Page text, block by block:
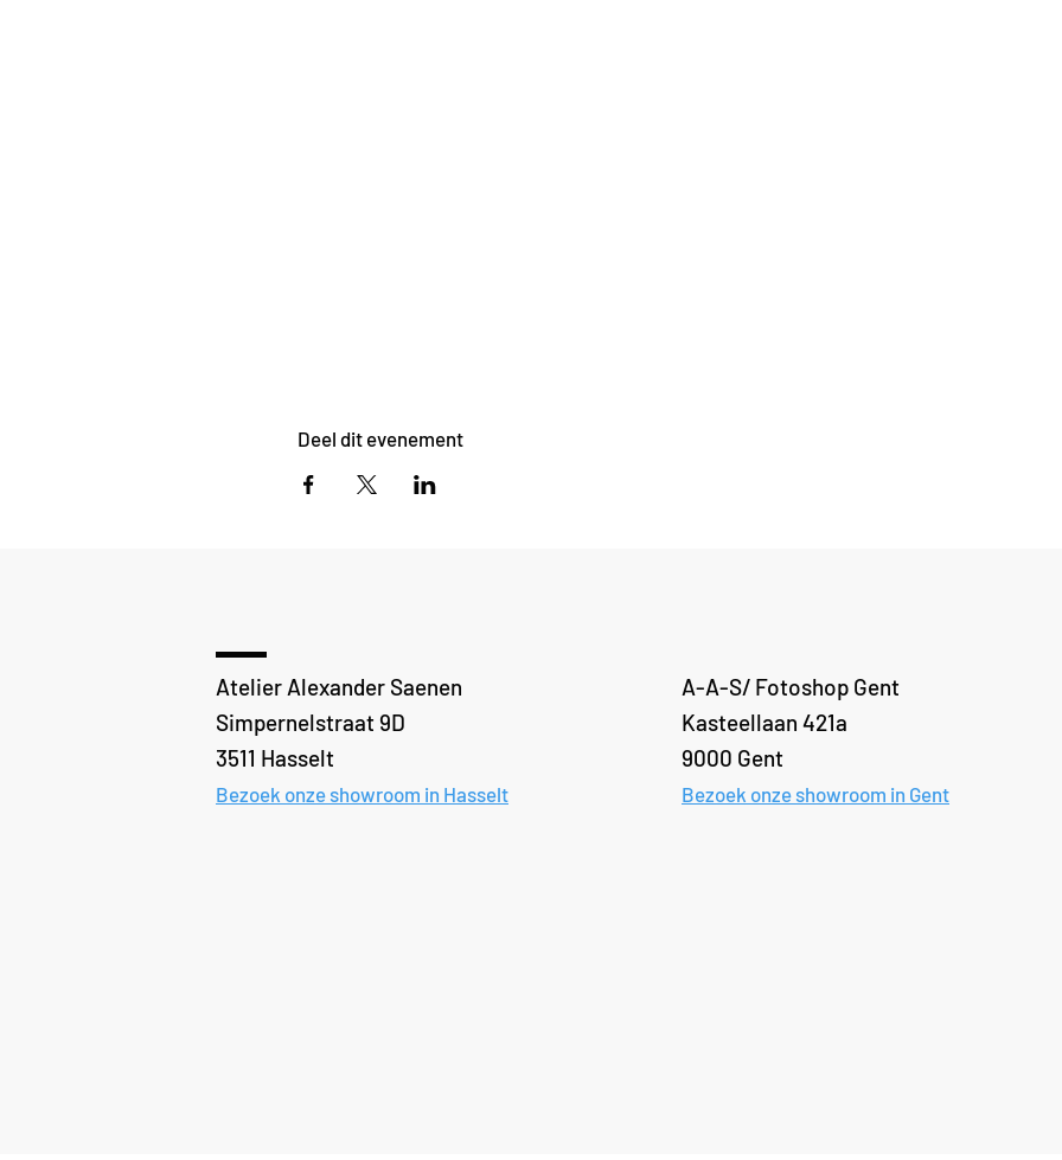
Deel dit evenement
Atelier Alexander Saenen
Simpernelstraat 9D
3511 Hasselt
Bezoek onze showroom in Hasselt
A-A-S/ Fotoshop Gent
Kasteellaan 421a
9000 Gent
Bezoek onze showroom in Gent